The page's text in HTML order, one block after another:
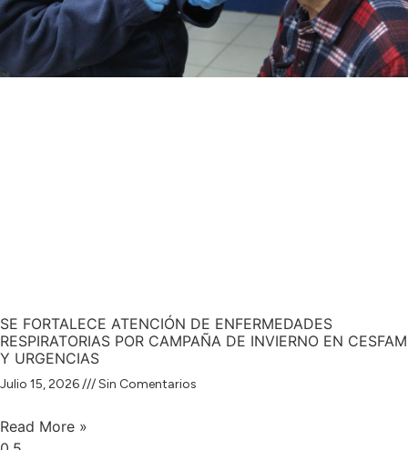
SE FORTALECE ATENCIÓN DE ENFERMEDADES
RESPIRATORIAS POR CAMPAÑA DE INVIERNO EN CESFAM
Y URGENCIAS
Julio 15, 2026 Sin Comentarios
Read More »